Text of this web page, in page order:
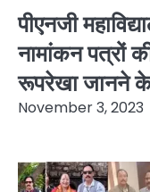
पीएनजी
नामांकन पत्रों
रूपरेखा जानने के
November 3, 2023